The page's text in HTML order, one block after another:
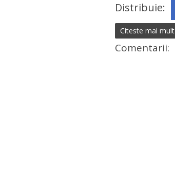
Distribuie:
Citeste mai mult
Comentarii: